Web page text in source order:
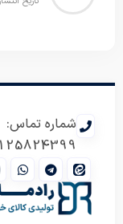
شماره تماس: